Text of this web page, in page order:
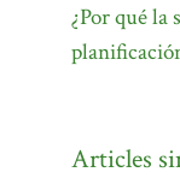
¿Por qué
Articles